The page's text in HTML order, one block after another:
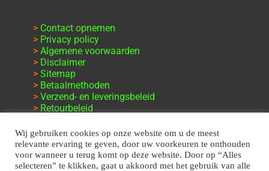
> Contact opnemen
> Privacy policy
> Algemene voorwaarden
> Disclaimer
> Sitemap
> Betaalmethoden
> Verzend- en leveringsbeleid
> Retourbeleid
Wij gebruiken cookies op onze website om u de meest
relevante ervaring te geven, door uw voorkeuren te onthouden
voor wanneer u terug komt op deze website. Door op “Alles
selecteren” te klikken, gaat u akkoord met het gebruik van alle